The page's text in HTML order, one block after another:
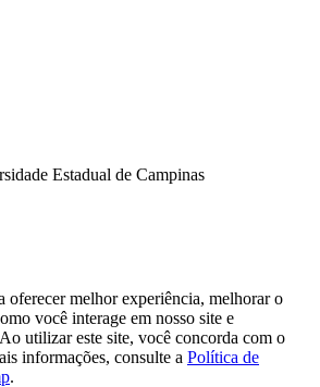
Estadual de Campinas
oferecer melhor experiência, melhorar o
você interage em nosso site e
utilizar este site, você concorda com o
informações, consulte a Política de
.